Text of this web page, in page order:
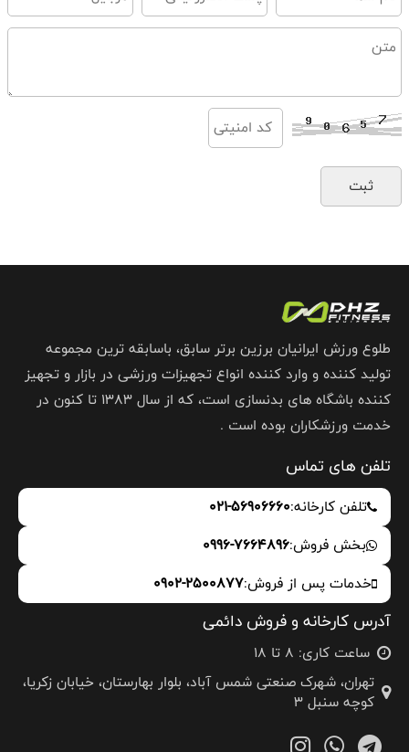
طلوع ورزش ایرانیان برزین برتر سابق، باسابقه ترین مجموعه
تولید کننده و وارد کننده انواع تجهیزات ورزشی در بازار و تجهیز
کننده باشگاه های بدنسازی است، که از سال 1383 تا کنون در
خدمت ورزشکاران بوده است .
تلفن های تماس
تلفن کارخانه:021-56906660
بخش فروش:0996-7664896
خدمات پس از فروش:0902-2500877
آدرس کارخانه و فروش دائمی
ساعت کاری: 8 تا 18
تهران، شهرک صنعتی شمس آباد، بلوار بهارستان، خیابان زکریا،
کوچه سنبل 3